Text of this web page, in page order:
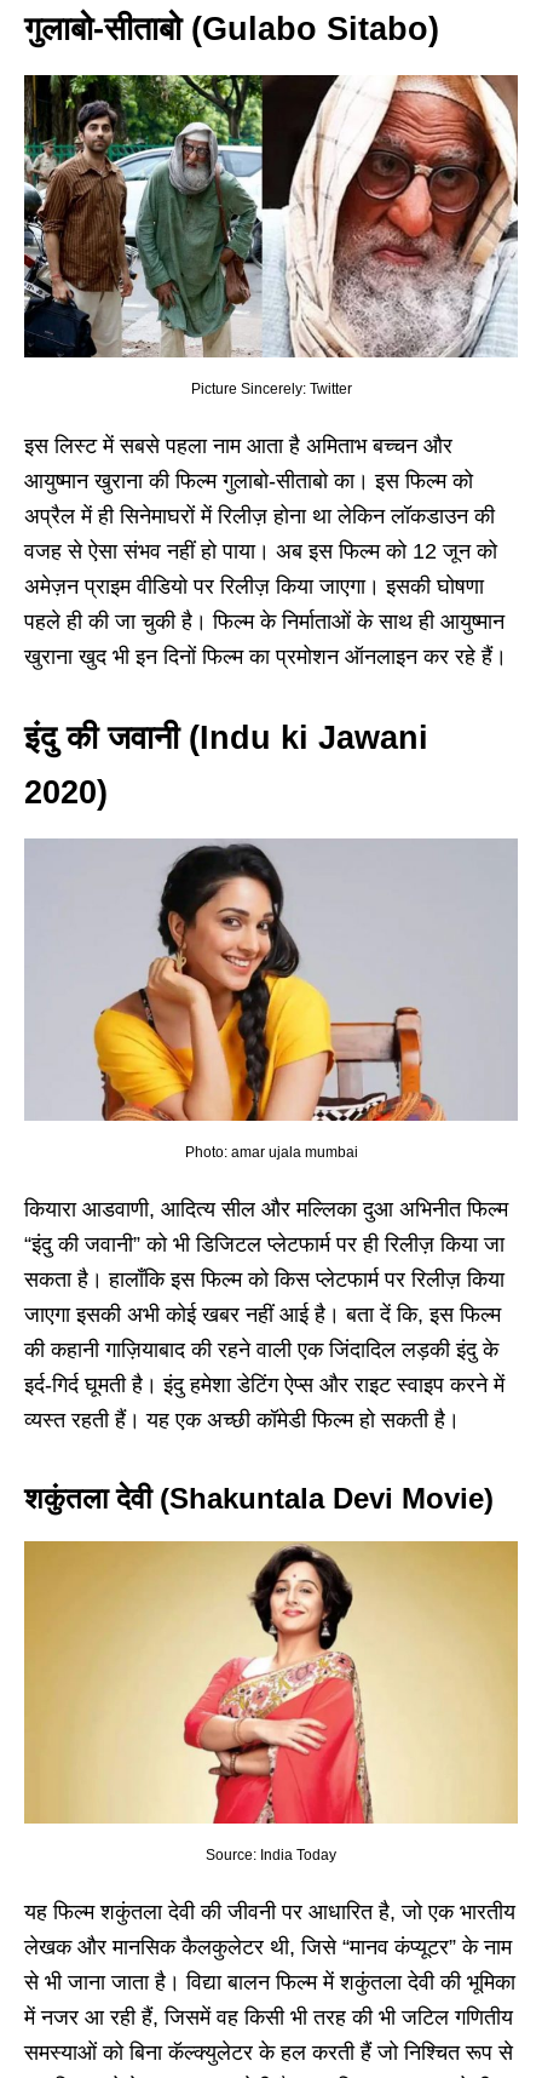
गुलाबो-सीताबो (Gulabo Sitabo)
Picture Sincerely: Twitter
इस लिस्ट में सबसे पहला नाम आता है अमिताभ बच्चन और
आयुष्मान खुराना की फिल्म गुलाबो-सीताबो का। इस फिल्म को
अप्रैल में ही सिनेमाघरों में रिलीज़ होना था लेकिन लॉकडाउन की
वजह से ऐसा संभव नहीं हो पाया। अब इस फिल्म को 12 जून को
अमेज़न प्राइम वीडियो पर रिलीज़ किया जाएगा। इसकी घोषणा
पहले ही की जा चुकी है। फिल्म के निर्माताओं के साथ ही आयुष्मान
खुराना खुद भी इन दिनों फिल्म का प्रमोशन ऑनलाइन कर रहे हैं।
इंदु की जवानी (Indu ki Jawani
2020)
Photo: amar ujala mumbai
कियारा आडवाणी, आदित्य सील और मल्लिका दुआ अभिनीत फिल्म
“इंदु की जवानी” को भी डिजिटल प्लेटफार्म पर ही रिलीज़ किया जा
सकता है। हालाँकि इस फिल्म को किस प्लेटफार्म पर रिलीज़ किया
जाएगा इसकी अभी कोई खबर नहीं आई है। बता दें कि, इस फिल्म
की कहानी गाज़ियाबाद की रहने वाली एक जिंदादिल लड़की इंदु के
इर्द-गिर्द घूमती है। इंदु हमेशा डेटिंग ऐप्स और राइट स्वाइप करने में
व्यस्त रहती हैं। यह एक अच्छी कॉमेडी फिल्म हो सकती है।
शकुंतला देवी (Shakuntala Devi Movie)
Source: India Today
यह फिल्म शकुंतला देवी की जीवनी पर आधारित है, जो एक भारतीय
लेखक और मानसिक कैलकुलेटर थी, जिसे “मानव कंप्यूटर” के नाम
से भी जाना जाता है। विद्या बालन फिल्म में शकुंतला देवी की भूमिका
में नजर आ रही हैं, जिसमें वह किसी भी तरह की भी जटिल गणितीय
समस्याओं को बिना कॅल्क्युलेटर के हल करती हैं जो निश्चित रूप से